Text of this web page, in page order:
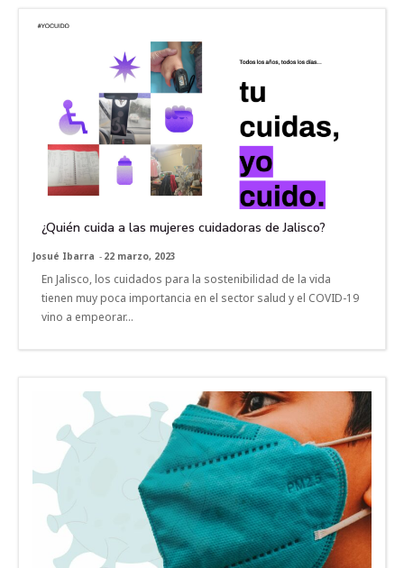
¿Quién cuida a las mujeres cuidadoras de Jalisco?
Josué Ibarra - 22 marzo, 2023
En Jalisco, los cuidados para la sostenibilidad de la vida
tienen muy poca importancia en el sector salud y el COVID-19
vino a empeorar...